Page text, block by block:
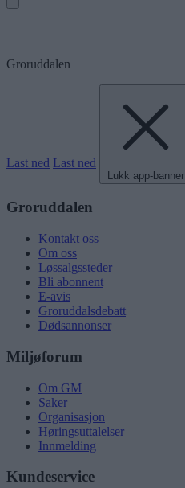
Groruddalen
Last ned Last ned
Lukk app-banner
Groruddalen
Kontakt oss
Om oss
Løssalgssteder
Bli abonnent
E-avis
Groruddalsdebatt
Dødsannonser
Miljøforum
Om GM
Saker
Organisasjon
Høringsuttalelser
Innmelding
Kundeservice